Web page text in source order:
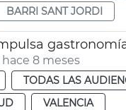
BARRI SANT JORDI
8 meses
TODAS LAS
VALENCIA